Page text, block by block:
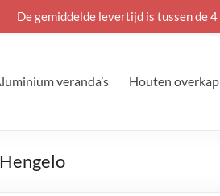
veranda’s Houten
De gemiddelde levertijd is tussen de